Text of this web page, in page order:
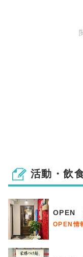
活動・飲
OPEN
OPEN情